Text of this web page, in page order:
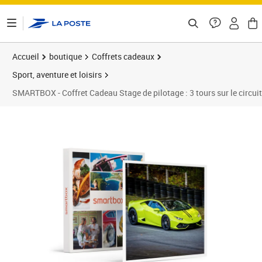
Accueil boutique
Coffrets cadeaux
Sport, aventure et loisirs
SMARTBOX - Coffret Cadeau Stage de pilotage : 3 tours sur le